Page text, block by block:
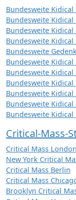
Bundesweite
Bundesweite
Bundesweite
Bundesweite
Bundesweite
Bundesweite
Bundesweite
Bundesweite
Bundesweite Kidical
Bundesweite
Bundesweite
Critical-Mass-
Critical Mass London
New York Critical
Critical Mass Berlin
Critical Mass
Brooklyn Critical